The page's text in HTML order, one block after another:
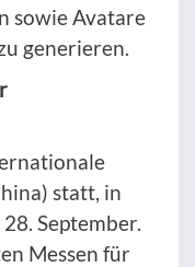
sowie Avatare
generieren.
statt, in
September.
Messen für